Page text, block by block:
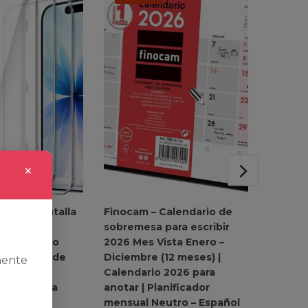
Pantalla
Vidrio
Marco de
para
Finocam – Calendario de
sobremesa para escribir
2026 Mes Vista Enero –
Diciembre (12 meses) |
Calendario 2026 para
anotar | Planificador
mensual Neutro – Español
×